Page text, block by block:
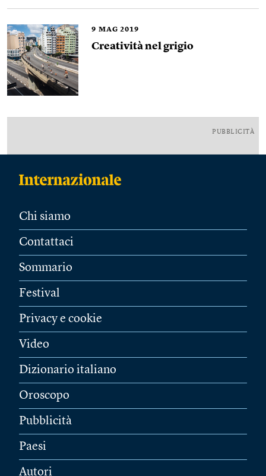
9 MAG 2019
Creatività nel grigio
PUBBLICITÀ
Chi siamo
Contattaci
Sommario
Festival
Privacy e cookie
Video
Dizionario italiano
Oroscopo
Pubblicità
Paesi
Autori